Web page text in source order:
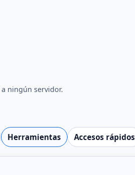
Herramientas Accesos rápidos
ningún servidor.